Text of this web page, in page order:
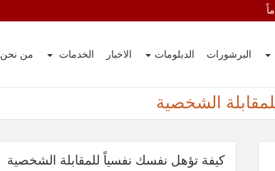
البرشورات الدبلومات الاخبار الخدمات من نحن
الشخصية
كيفة تؤهل نفسك نفسياً للمقابلة الشخصية